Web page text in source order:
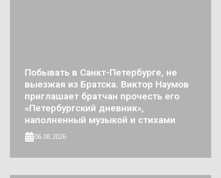
Побывать в Санкт-Петербурге, не
выезжая из Братска. Виктор Наумов
приглашает братчан прочесть его
«Петербургский дневник»,
наполненный музыкой и стихами
06.08.2026